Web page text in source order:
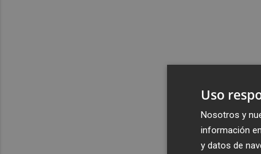
Uso
Nosotros y
información
y datos de